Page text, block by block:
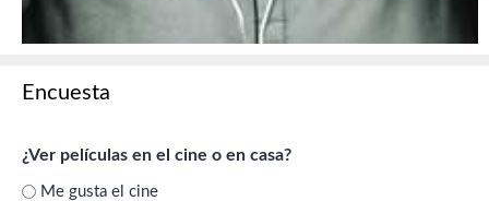
Encuesta
¿Ver películas en el cine o en casa?
Me gusta el cine